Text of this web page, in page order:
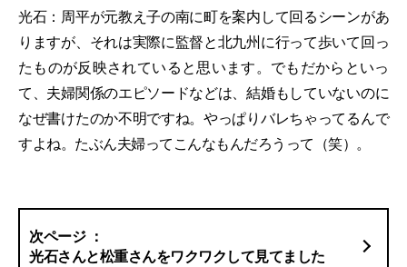
光石：周平が元教え子の南に町を案内して回るシーンがあ
りますが、それは実際に監督と北九州に行って歩いて回っ
たものが反映されていると思います。でもだからといっ
て、夫婦関係のエピソードなどは、結婚もしていないのに
なぜ書けたのか不明ですね。やっぱりバレちゃってるんで
すよね。たぶん夫婦ってこんなもんだろうって（笑）。
光石さんと松重さんをワクワクして見てました